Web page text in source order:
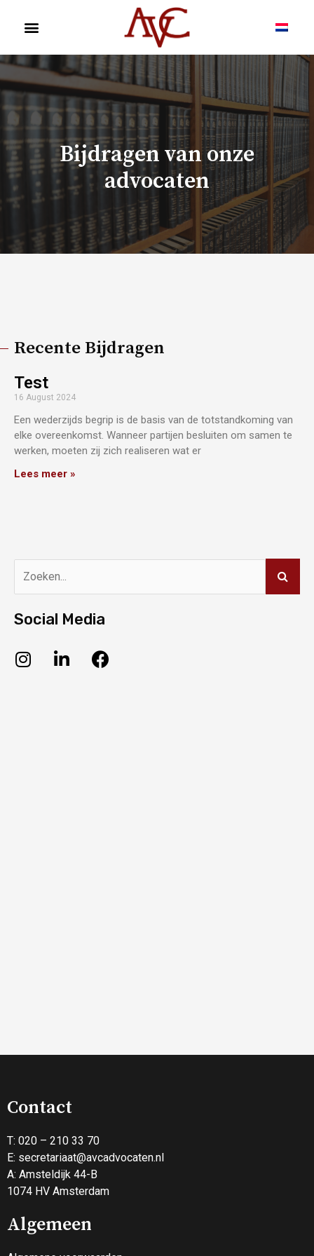
Bijdragen van onze
advocaten
Recente Bijdragen
Test
16 August 2024
Een wederzijds begrip is de basis van de totstandkoming van
elke overeenkomst. Wanneer partijen besluiten om samen te
werken, moeten zij zich realiseren wat er
Lees meer »
Social Media
Contact
T: 020 – 210 33 70
E: secretariaat@avcadvocaten.nl
A: Amsteldijk 44-B
1074 HV Amsterdam
Algemeen